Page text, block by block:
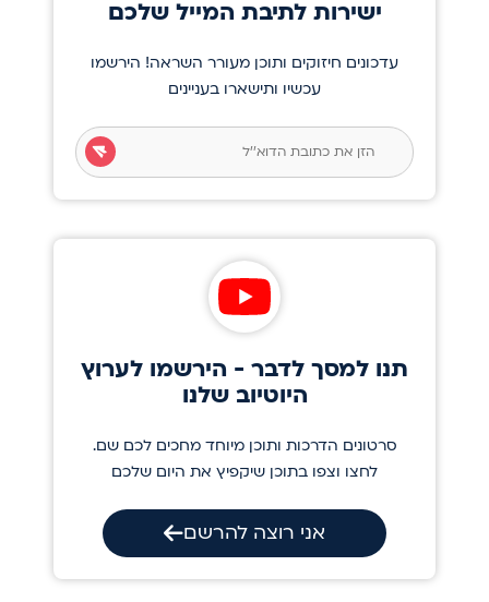
ישירות לתיבת המייל שלכם
עדכונים חיזוקים ותוכן מעורר השראה! הירשמו
עכשיו ותישארו בעניינים
תנו למסך לדבר - הירשמו לערוץ
היוטיוב שלנו
סרטונים הדרכות ותוכן מיוחד מחכים לכם שם.
לחצו וצפו בתוכן שיקפיץ את היום שלכם
אני רוצה להרשם